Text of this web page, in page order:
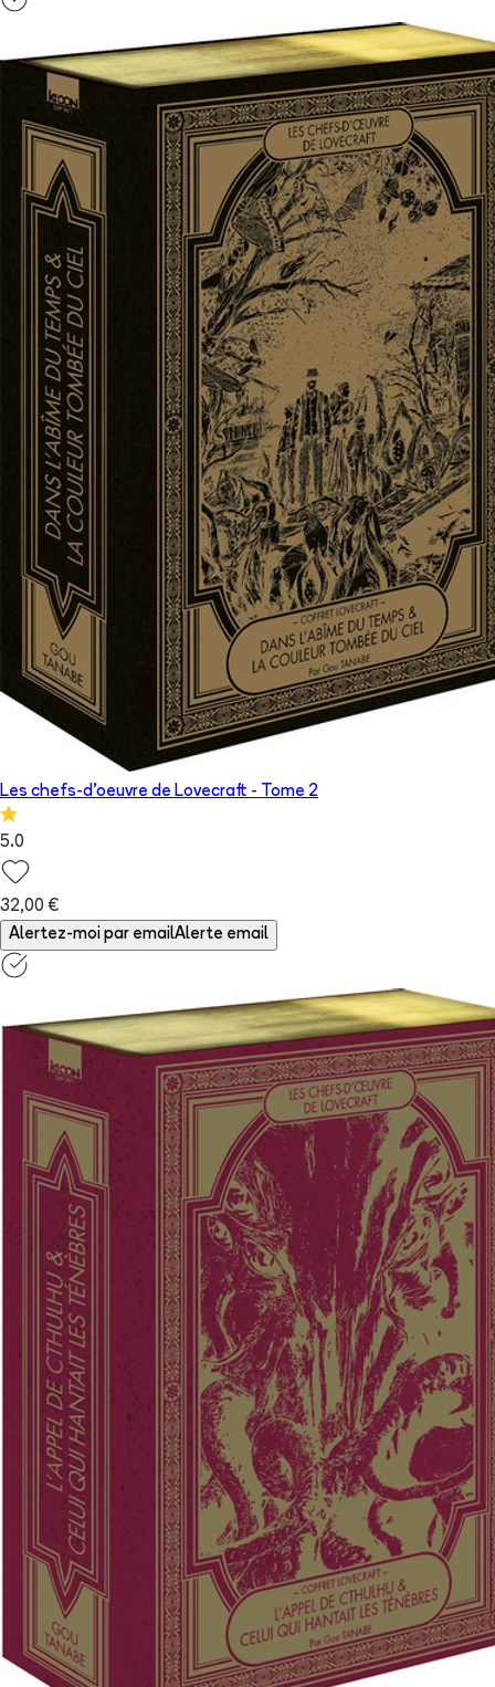
Les chefs-d'oeuvre de Lovecraft - Tome 2
5.0
32,00 €
Alertez-moi par emailAlerte email